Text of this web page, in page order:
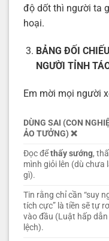
độ dốt thì người ta
hoại.
BẢNG ĐỐI
NGƯỜI TỈNH
Em mời mọi người
DÙNG SAI (CON
ẢO TƯỞNG) ❌
Đọc đểthấy sướng,
mình giỏi lên (dù chưa
gì).
Tin rằng chỉ cần “suy
tích cực” là tiền sẽ tự
vào đầu (Luật hấp
lệch).